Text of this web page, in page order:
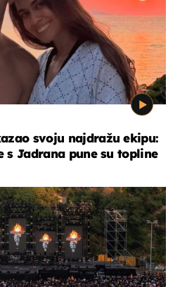
svoju najdražu ekipu:
Jadrana pune su topline